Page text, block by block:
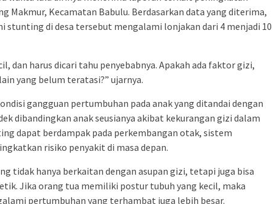
Makmur, Kecamatan Babulu. Berdasarkan data yang diterima,
stunting di desa tersebut mengalami lonjakan dari 4 menjadi 10
dan harus dicari tahu penyebabnya. Apakah ada faktor gizi,
yang belum teratasi?” ujarnya.
gangguan pertumbuhan pada anak yang ditandai dengan
dibandingkan anak seusianya akibat kekurangan gizi dalam
dapat berdampak pada perkembangan otak, sistem
risiko penyakit di masa depan.
tidak hanya berkaitan dengan asupan gizi, tetapi juga bisa
Jika orang tua memiliki postur tubuh yang kecil, maka
pertumbuhan yang terhambat juga lebih besar.